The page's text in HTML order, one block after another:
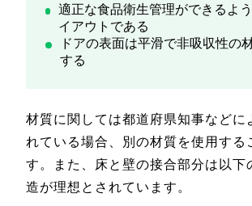
適正な食品衛生管理ができるよ
イアウトである
ドアの表面は平滑で非吸収性の
する
材質に関しては都道府県知事などに
れている場合、別の材質を使用する
す。また、床と壁の接合部分は以下
造が理想とされています。